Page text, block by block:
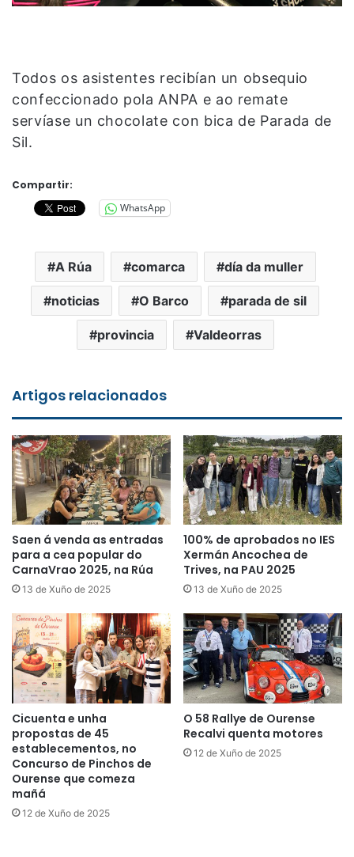
Todos os asistentes recibían un obsequio
confeccionado pola ANPA e ao remate
servíase un chocolate con bica de Parada de
Sil.
Compartir:
WhatsApp
A Rúa comarca día da muller
noticias O Barco parada de sil
provincia Valdeorras
Artigos relacionados
Saen á venda as entradas
para a cea popular do
CarnaVrao 2025, na Rúa
13 de Xuño de 2025
100% de aprobados no IES
Xermán Ancochea de
Trives, na PAU 2025
13 de Xuño de 2025
Cicuenta e unha
propostas de 45
establecementos, no
Concurso de Pinchos de
Ourense que comeza
mañá
12 de Xuño de 2025
O 58 Rallye de Ourense
Recalvi quenta motores
12 de Xuño de 2025